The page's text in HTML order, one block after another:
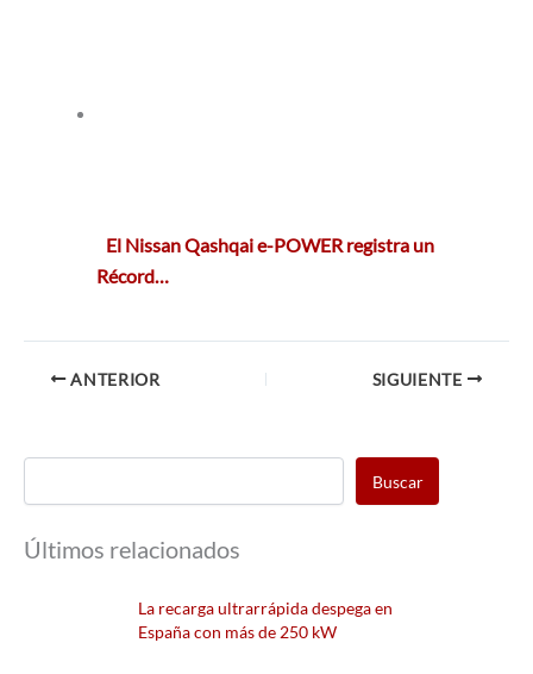
El Nissan Qashqai e-POWER registra un
Récord…
ANTERIOR SIGUIENTE
Buscar
Últimos relacionados
La recarga ultrarrápida despega en
España con más de 250 kW